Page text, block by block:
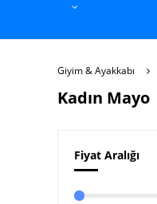
Giyim & Ayakkabı
Kadın Mayo
Fiyat Aralığı